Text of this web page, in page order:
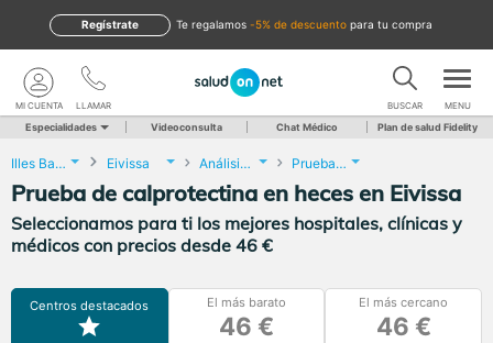
te regalamos -5% de descuento para tu compra
Regístrate
LLAMAR
MI CUENTA BUSCAR MENU
Especialidades Videoconsulta Chat Médico Plan de salud Fidelity
Illes Balears Eivissa Análisis Clínicos Prueba de calprotectina en heces
Prueba de calprotectina en heces en Eivissa
Seleccionamos para ti los mejores hospitales, clínicas y
médicos con precios desde 46 €
Centros destacados El más barato
46 €
El más cercano
46 €